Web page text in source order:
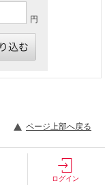
円
ページ上部へ戻る
ログイン